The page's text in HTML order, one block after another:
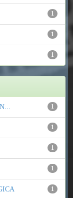
1
1
1
1
1
1
1
1